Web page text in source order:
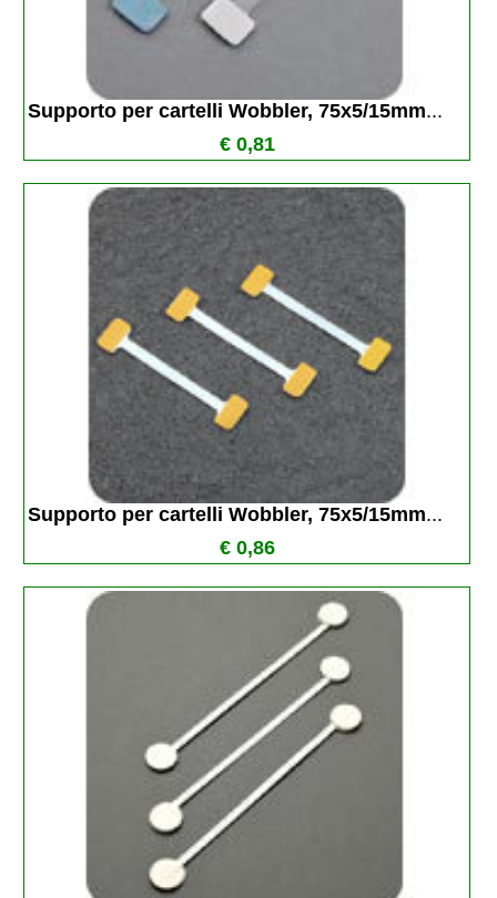
Supporto per cartelli Wobbler, 75x5/15mm...
€ 0,81
Supporto per cartelli Wobbler, 75x5/15mm...
€ 0,86